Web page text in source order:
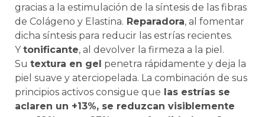
gracias a la estimulación de la síntesis de las fibras
de Colágeno y Elastina. Reparadora, al fomentar
dicha síntesis para reducir las estrías recientes.
Ytonificante, al devolver la firmeza a la piel.
Su textura en gel penetra rápidamente y deja la
piel suave y aterciopelada. La combinación de sus
principios activos consigue que las estrías se
aclaren un +13%, se reduzcan visiblemente